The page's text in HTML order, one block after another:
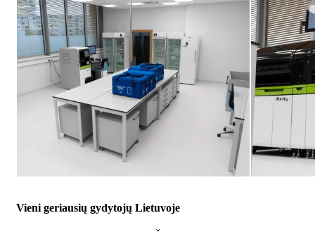
Vieni geriausių gydytojų Lietuvoje